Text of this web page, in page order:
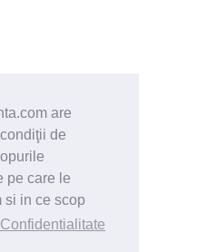
are
de
pe care le
si in ce scop